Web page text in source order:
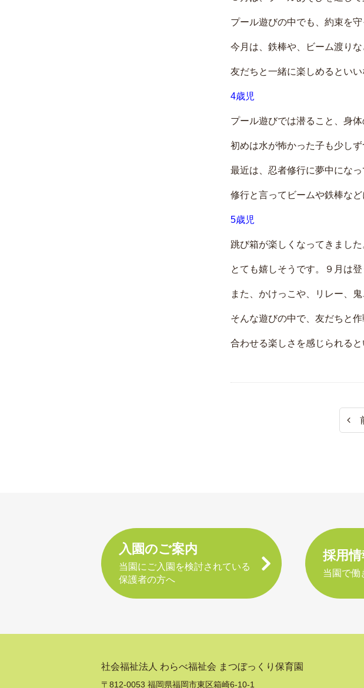
プール遊びの中でも、約束を
今月は、鉄棒や、ビーム渡り
友だちと一緒に楽しめるといい
4歳児
プール遊びでは潜ること、身
初めは水が怖かった子も少し
最近は、忍者修行に夢中にな
修行と言ってビームや鉄棒な
5歳児
跳び箱が楽しくなってきまし
とても嬉しそうです。９月は
また、かけっこや、リレー、
そんな遊びの中で、友だちと
合わせる楽しさを感じられると
入園のご案内
当園にご入園を検討されている
保護者の方へ
採用情
当園で働
社会福祉法人 わらべ福祉会 まつぼっくり保育園
〒812-0053 福岡県福岡市東区箱崎6-10-1